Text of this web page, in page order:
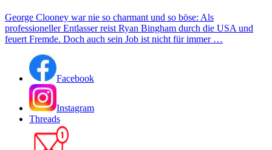
George Clooney war nie so charmant und so böse: Als
professioneller Entlasser reist Ryan Bingham durch die USA und
feuert Fremde. Doch auch sein Job ist nicht für immer …
Facebook
Instagram
Threads